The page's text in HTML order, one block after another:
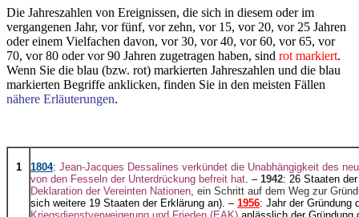
Die Jahreszahlen von Ereignissen, die sich in diesem oder im
vergangenen Jahr, vor fünf, vor zehn, vor 15, vor 20, vor 25 Jahren
oder einem Vielfachen davon, vor 30, vor 40, vor 60, vor 65, vor
70, vor 80 oder vor 90 Jahren zugetragen haben, sind rot markiert.
Wenn Sie die blau (bzw. rot) markierten Jahreszahlen und die blau
markierten Begriffe anklicken, finden Sie in den meisten Fällen
nähere Erläuterungen.
1 1804: Jean-Jacques Dessalines verkündet die Unabhängigkeit des
von den Fesseln der Unterdrückung befreit hat . – 1942: 26 Staaten
Deklaration der Vereinten Nationen , ein Schritt auf dem Weg zur
sich weitere 19 Staaten der Erklärung an). – 1956: Jahr der Gründung